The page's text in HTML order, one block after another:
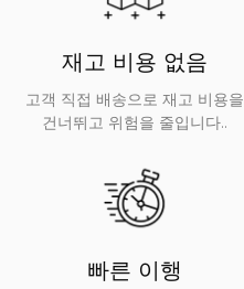
재고 비용 없음
고객 직접 배송으로 재고 비용을
건너뛰고 위험을 줄입니다..
빠른 이행